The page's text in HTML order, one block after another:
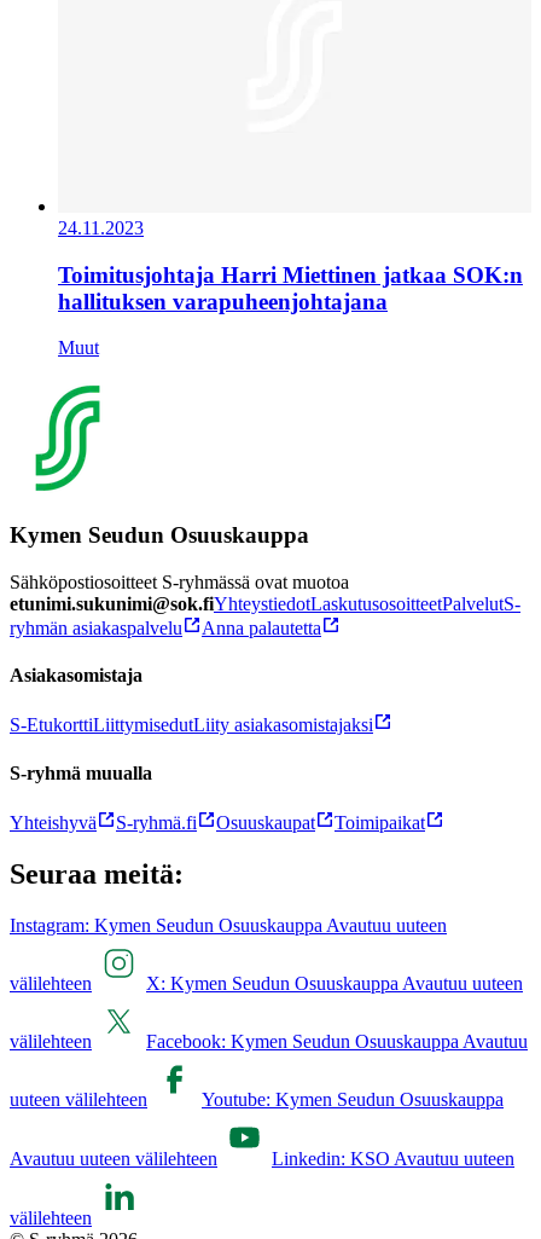
24.11.2023
Toimitusjohtaja Harri Miettinen jatkaa SOK:n
hallituksen varapuheenjohtajana
Muut
Kymen Seudun Osuuskauppa
Sähköpostiosoitteet S-ryhmässä ovat muotoa
etunimi.sukunimi@sok.fiYhteystiedotLaskutusosoitteetPalvelutS-
ryhmän asiakaspalvelu
Anna palautetta
Asiakasomistaja
S-EtukorttiLiittymisedutLiity asiakasomistajaksi
S-ryhmä muualla
Yhteishyvä S-ryhmä.fi Osuuskaupat Toimipaikat
Seuraa meitä:
Instagram: Kymen Seudun Osuuskauppa Avautuu uuteen
välilehteen X: Kymen Seudun Osuuskauppa Avautuu uuteen
välilehteen Facebook: Kymen Seudun Osuuskauppa Avautuu
uuteen välilehteen Youtube: Kymen Seudun Osuuskauppa
Avautuu uuteen välilehteen Linkedin: KSO Avautuu uuteen
välilehteen